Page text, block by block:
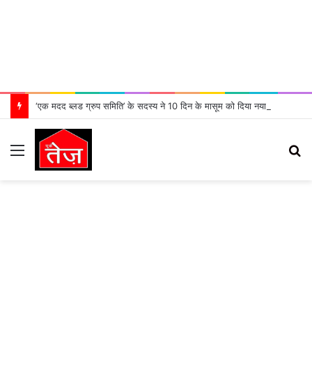
‘एक मदद ब्लड ग्रुप समिति’ के सदस्य ने 10 दिन के मासूम को दिया नया जीवन
Menu